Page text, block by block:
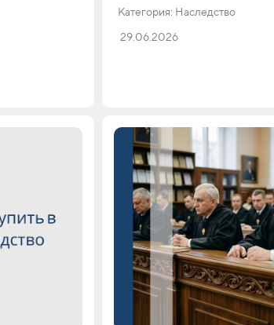
Категория: Наследство
29.06.2026